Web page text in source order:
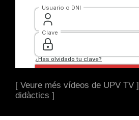
[ Veure més vídeos de UPV TV ]
didàctics ]